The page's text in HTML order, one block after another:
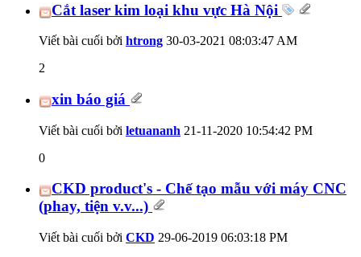
Cắt laser kim loại khu vực Hà Nội
Viết bài cuối bởi htrong 30-03-2021 08:03:47 AM
2
xin báo giá
Viết bài cuối bởi letuananh 21-11-2020 10:54:42 PM
0
CKD product's - Chế tạo mẫu với máy CNC
(phay, tiện v.v...)
Viết bài cuối bởi CKD 29-06-2019 06:03:18 PM